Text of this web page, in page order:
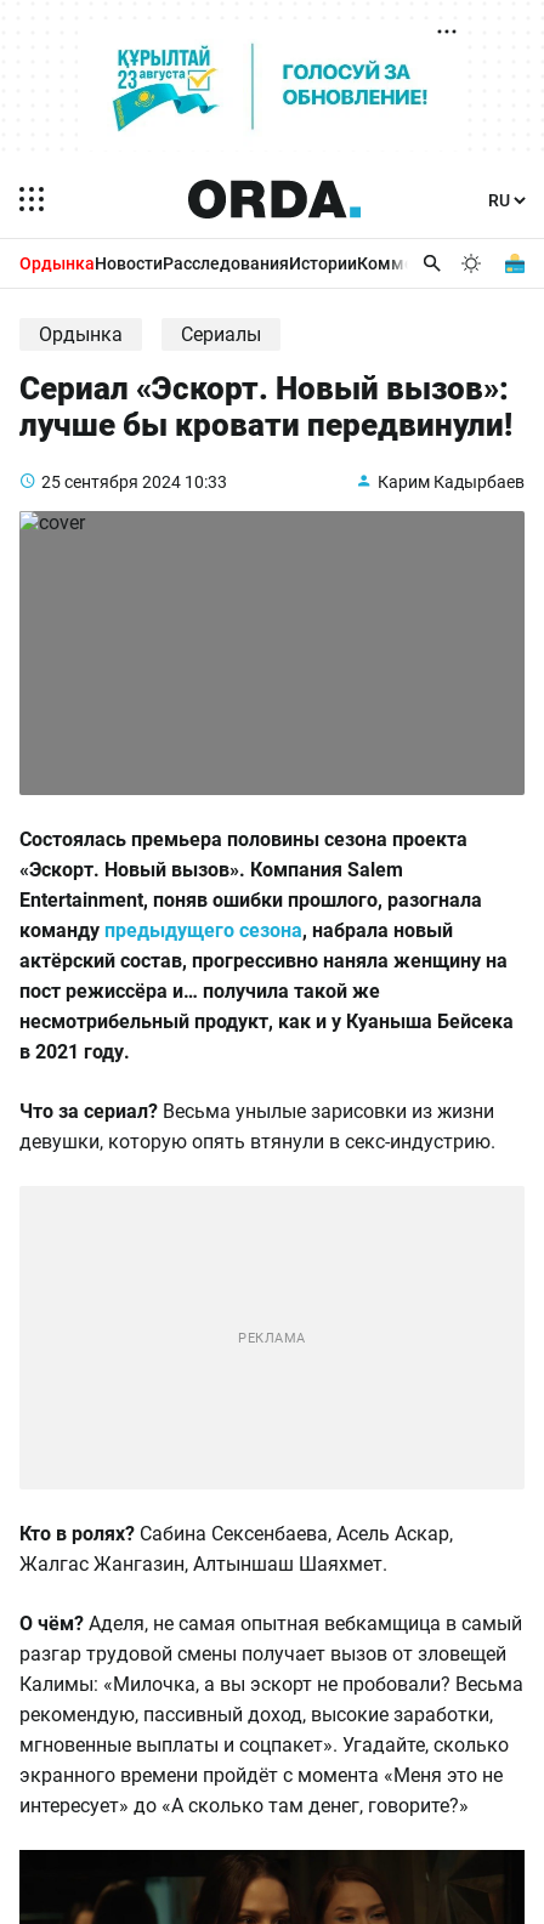
ОрдынкаНовостиРасследованияИсторииКомментарииБизнес
Ордынка Сериалы
Сериал «Эскорт. Новый вызов»:
лучше бы кровати передвинули!
25 сентября 2024 10:33 Карим Кадырбаев
Состоялась премьера половины сезона проекта
«Эскорт. Новый вызов». Компания Salem
Entertainment, поняв ошибки прошлого, разогнала
команду предыдущего сезона, набрала новый
актёрский состав, прогрессивно наняла женщину на
пост режиссёра и… получила такой же
несмотрибельный продукт, как и у Куаныша Бейсека
в 2021 году.
Что за сериал? Весьма унылые зарисовки из жизни
девушки, которую опять втянули в секс-индустрию.
Кто в ролях? Сабина Сексенбаева, Асель Аскар,
Жалгас Жангазин, Алтыншаш Шаяхмет.
О чём? Аделя, не самая опытная вебкамщица в самый
разгар трудовой смены получает вызов от зловещей
Калимы: «Милочка, а вы эскорт не пробовали? Весьма
рекомендую, пассивный доход, высокие заработки,
мгновенные выплаты и соцпакет». Угадайте, сколько
экранного времени пройдёт с момента «Меня это не
интересует» до «А сколько там денег, говорите?»